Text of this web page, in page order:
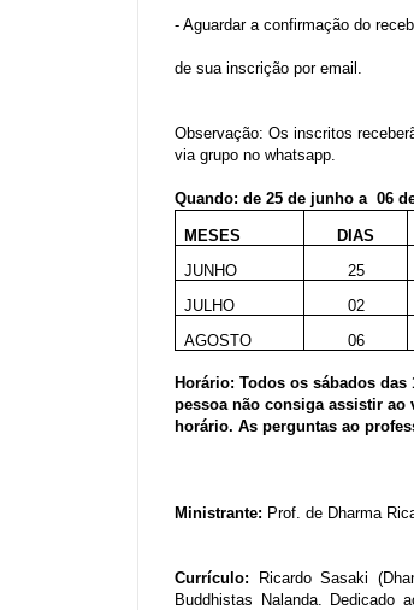
- Aguardar a confirmação do
de sua inscrição por email.
Observação: Os inscritos
via grupo no whatsapp.
Quando: de 25 de junho a 06
MESES DIAS
JUNHO
25
JULHO
02
AGOSTO
06
Horário: Todos os sábados das
pessoa não consiga assistir
horário. As perguntas ao
Ministrante: Prof. de Dharma
Currículo: Ricardo Sasaki
Buddhistas Nalanda. Dedicado